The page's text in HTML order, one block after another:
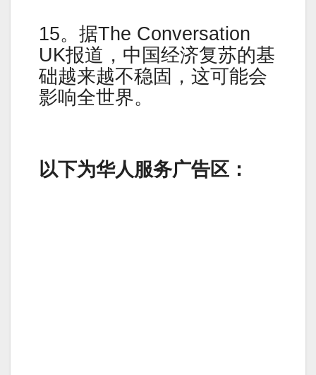
15。据The Conversation
UK报道，中国经济复苏的基
础越来越不稳固，这可能会
影响全世界。
以下为华人服务广告区：